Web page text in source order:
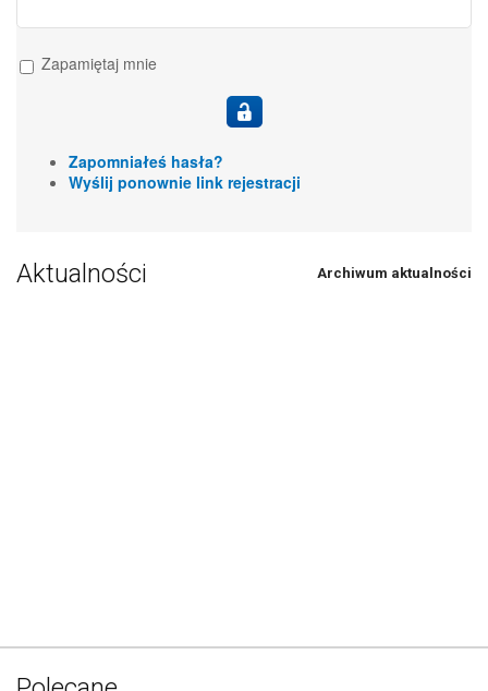
Zapamiętaj mnie
Zapomniałeś hasła?
Wyślij ponownie link rejestracji
Aktualności Archiwum aktualności